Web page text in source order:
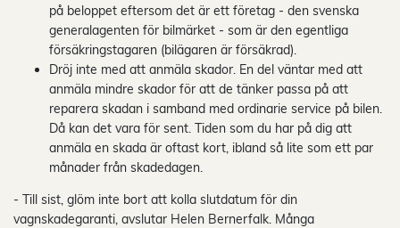
på beloppet eftersom det är ett företag - den svenska
generalagenten för bilmärket - som är den egentliga
försäkringstagaren (bilägaren är försäkrad).
Dröj inte med att anmäla skador. En del väntar med att
anmäla mindre skador för att de tänker passa på att
reparera skadan i samband med ordinarie service på bilen.
Då kan det vara för sent. Tiden som du har på dig att
anmäla en skada är oftast kort, ibland så lite som ett par
månader från skadedagen.
- Till sist, glöm inte bort att kolla slutdatum för din
vagnskadegaranti, avslutar Helen Bernerfalk. Många